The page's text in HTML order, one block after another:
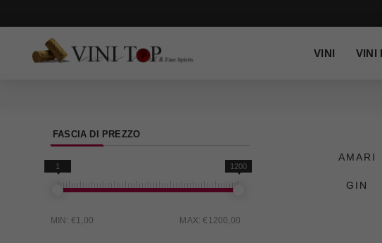
VINI VINI
AMARI
GIN
FASCIA DI PREZZO
MIN: €1,00 MAX: €1200,00
1 1200